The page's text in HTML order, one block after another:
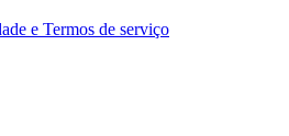
e Termos de serviço